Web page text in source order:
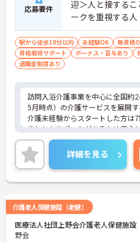
応募要件
迎＞人と接する
ークを重視する人
駅から徒歩10分以内 未経験OK 無資格
資格取得サポート
ボーナス・賞与あり
退職金制度あり
訪問入浴介護事業を中心に全国約
5月時点）の介護サービスを展開す
介護未経験からスタートした方は
りとしたサポートがあるため安心
けます。お風呂に入れなくて困っ
差し伸べてあげられるとてもやり
です。夜勤なし、完全週休二日制
り、プライベートとの両立もしや
興味ある方には、面接対策ポイン
い！
詳細を見る
介護老人保健施設（老健）
医療法人社団上野会介護老人保健施
野会